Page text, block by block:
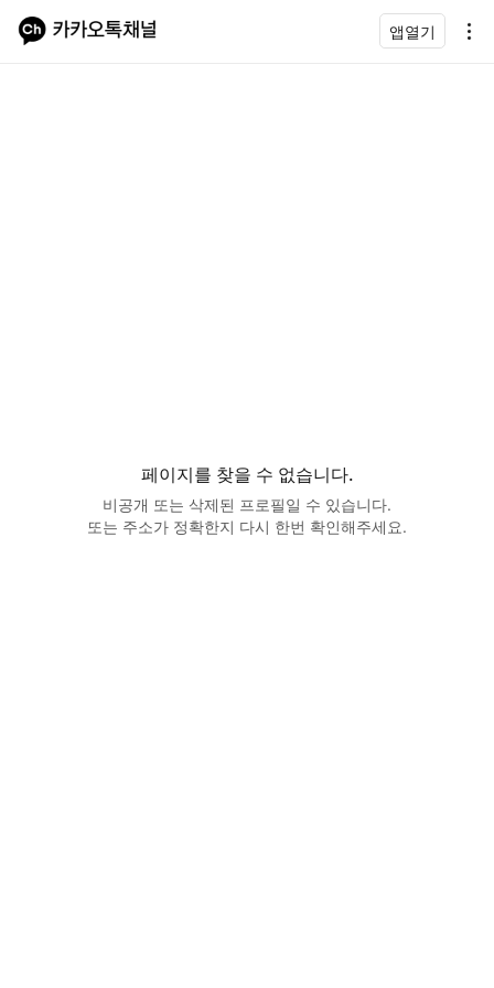
앱열기
페이지를 찾을 수 없습니다.
비공개 또는 삭제된 프로필일 수 있습니다.
또는 주소가 정확한지 다시 한번 확인해주세요.